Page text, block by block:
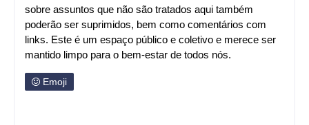
sobre assuntos que não são tratados aqui também
poderão ser suprimidos, bem como comentários com
links. Este é um espaço público e coletivo e merece ser
mantido limpo para o bem-estar de todos nós.
Emoji